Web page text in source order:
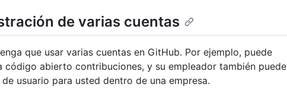
de varias cuentas
que usar varias cuentas en GitHub. Por ejemplo, puede
código abierto contribuciones, y su empleador también puede
usuario para usted dentro de una empresa.